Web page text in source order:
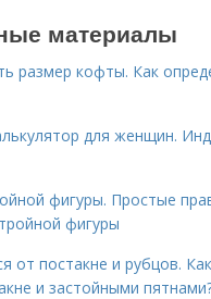
материалы
размер кофты. Как
для женщин.
фигуры. Простые
фигуры
от постакне и рубцов.
и застойными